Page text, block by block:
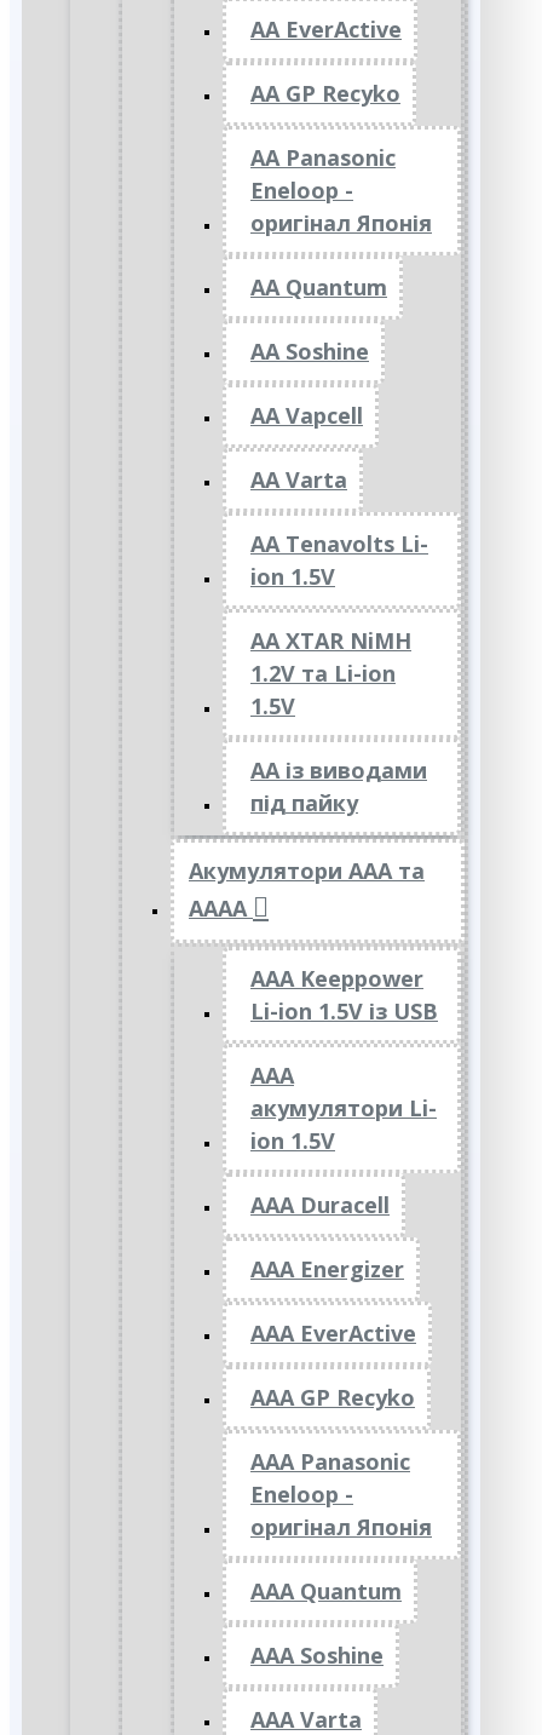
AA EverActive
AA GP Recyko
AA Panasonic
Eneloop -
оригінал Японія
AA Quantum
AA Soshine
AA Vapcell
AA Varta
AA Tenavolts Li-
ion 1.5V
AA XTAR NiMH
1.2V та Li-ion
1.5V
АА із виводами
під пайку
Акумулятори ААА та
АААА
AAA Keeppower
Li-ion 1.5V із USB
ААА
акумулятори Li-
ion 1.5V
AAA Duracell
AAA Energizer
AAA EverActive
AAA GP Recyko
AAA Panasonic
Eneloop -
оригінал Японія
AAA Quantum
AAA Soshine
AAA Varta